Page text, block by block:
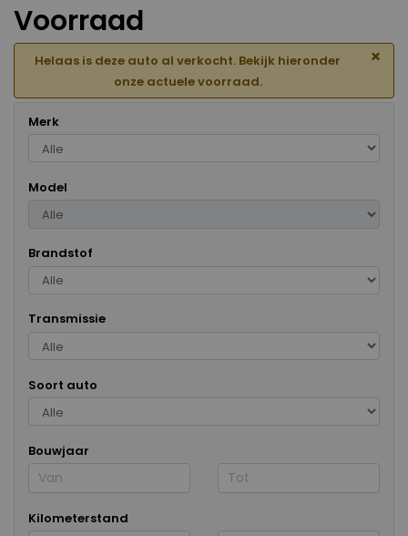
Voorraad
Helaas is deze auto al verkocht. Bekijk hieronder
onze actuele voorraad.
×
Merk
Model
Brandstof
Transmissie
Soort auto
Bouwjaar
Kilometerstand